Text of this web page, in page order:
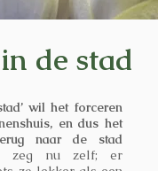
de stad
wil het forceren
en dus het
naar de stad
zeg nu zelf; er